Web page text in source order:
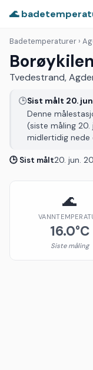
🌊
Badetemperaturer ›
Borøykilen
Tvedestrand,
🕒Sist målt 20.
Denne
(siste måling 20.
midlertidig nede
🕒 Sist målt20. jun.
🌊
16.0°C
Siste måling